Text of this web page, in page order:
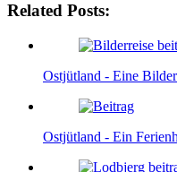
Related Posts:
Ostjütland - Eine
Ostjütland - Ein